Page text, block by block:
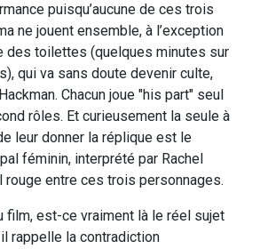
puisqu’aucune de ces trois
ne jouent ensemble, à l’exception
des toilettes (quelques minutes sur
qui va sans doute devenir culte,
Chacun joue "his part" seul
rôles. Et curieusement la seule à
leur donner la réplique est le
féminin, interprété par Rachel
entre ces trois personnages.
film, est-ce vraiment là le réel sujet
rappelle la contradiction